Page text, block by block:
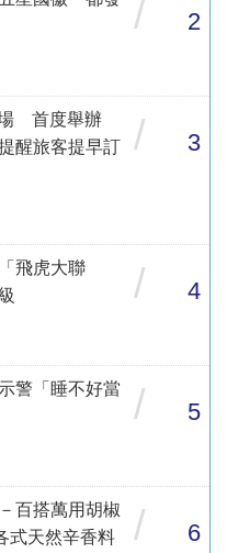
/ 2
場 首度舉辦
醒旅客提早訂
/ 3
飛虎大聯
/ 4
警「睡不好當
/ 5
百搭萬用胡椒
式天然辛香料
/ 6